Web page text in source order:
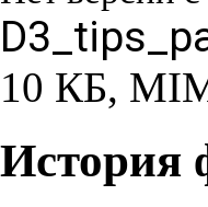
10 КБ,
История